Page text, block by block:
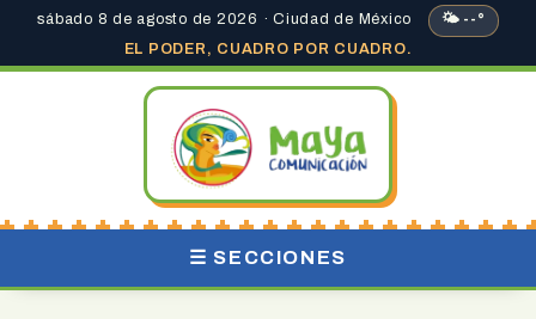
sábado 8 de agosto de 2026 · Ciudad de México
🌤 --°
EL PODER, CUADRO POR CUADRO.
☰ SECCIONES